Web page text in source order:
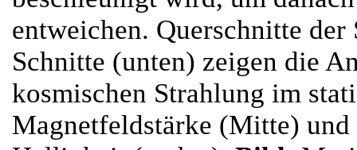
entweichen. Querschnitte
Schnitte (unten) zeigen die
kosmischen Strahlung im
Magnetfeldstärke (Mitte)